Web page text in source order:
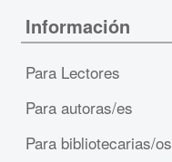
Información
Para Lectores
Para autoras/es
Para bibliotecarias/os